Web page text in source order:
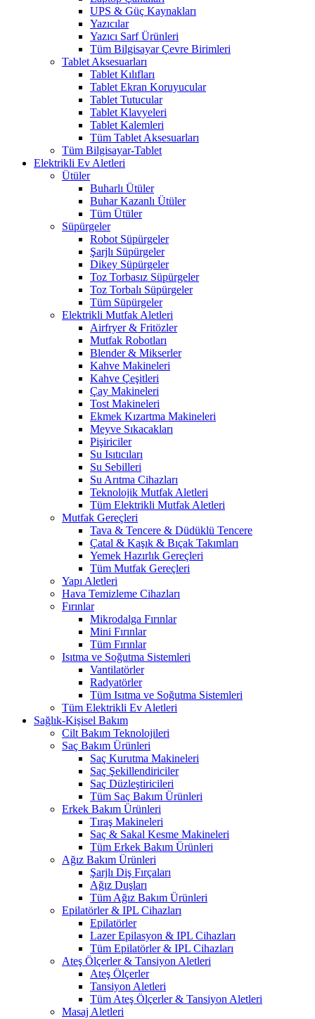
UPS & Güç Kaynakları
Yazıcılar
Yazıcı Sarf Ürünleri
Tüm Bilgisayar Çevre Birimleri
Tablet Aksesuarları
Tablet Kılıfları
Tablet Ekran Koruyucular
Tablet Tutucular
Tablet Klavyeleri
Tablet Kalemleri
Tüm Tablet Aksesuarları
Tüm Bilgisayar-Tablet
Elektrikli Ev Aletleri
Ütüler
Buharlı Ütüler
Buhar Kazanlı Ütüler
Tüm Ütüler
Süpürgeler
Robot Süpürgeler
Şarjlı Süpürgeler
Dikey Süpürgeler
Toz Torbasız Süpürgeler
Toz Torbalı Süpürgeler
Tüm Süpürgeler
Elektrikli Mutfak Aletleri
Airfryer & Fritözler
Mutfak Robotları
Blender & Mikserler
Kahve Makineleri
Kahve Çeşitleri
Çay Makineleri
Tost Makineleri
Ekmek Kızartma Makineleri
Meyve Sıkacakları
Pişiriciler
Su Isıtıcıları
Su Sebilleri
Su Arıtma Cihazları
Teknolojik Mutfak Aletleri
Tüm Elektrikli Mutfak Aletleri
Mutfak Gereçleri
Tava & Tencere & Düdüklü Tencere
Çatal & Kaşık & Bıçak Takımları
Yemek Hazırlık Gereçleri
Tüm Mutfak Gereçleri
Yapı Aletleri
Hava Temizleme Cihazları
Fırınlar
Mikrodalga Fırınlar
Mini Fırınlar
Tüm Fırınlar
Isıtma ve Soğutma Sistemleri
Vantilatörler
Radyatörler
Tüm Isıtma ve Soğutma Sistemleri
Tüm Elektrikli Ev Aletleri
Sağlık-Kişisel Bakım
Cilt Bakım Teknolojileri
Saç Bakım Ürünleri
Saç Kurutma Makineleri
Saç Şekillendiriciler
Saç Düzleştiricileri
Tüm Saç Bakım Ürünleri
Erkek Bakım Ürünleri
Tıraş Makineleri
Saç & Sakal Kesme Makineleri
Tüm Erkek Bakım Ürünleri
Ağız Bakım Ürünleri
Şarjlı Diş Fırçaları
Ağız Duşları
Tüm Ağız Bakım Ürünleri
Epilatörler & IPL Cihazları
Epilatörler
Lazer Epilasyon & IPL Cihazları
Tüm Epilatörler & IPL Cihazları
Ateş Ölçerler & Tansiyon Aletleri
Ateş Ölçerler
Tansiyon Aletleri
Tüm Ateş Ölçerler & Tansiyon Aletleri
Masaj Aletleri